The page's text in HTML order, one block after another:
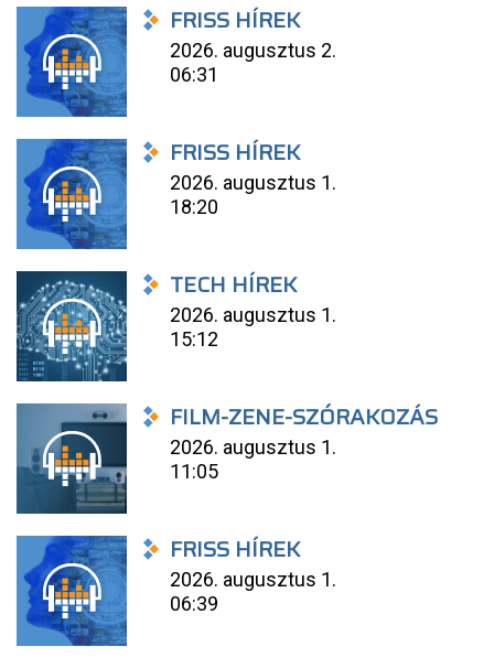
FRISS HÍREK
2026. augusztus 2.
06:31
FRISS HÍREK
2026. augusztus 1.
18:20
TECH HÍREK
2026. augusztus 1.
15:12
FILM-ZENE-SZÓRAKOZÁS
2026. augusztus 1.
11:05
FRISS HÍREK
2026. augusztus 1.
06:39